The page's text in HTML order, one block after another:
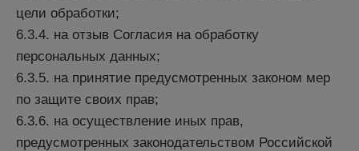
цели обработки;
6.3.4. на отзыв Согласия на обработку
персональных данных;
6.3.5. на принятие предусмотренных законом мер
по защите своих прав;
6.3.6. на осуществление иных прав,
предусмотренных законодательством Российской